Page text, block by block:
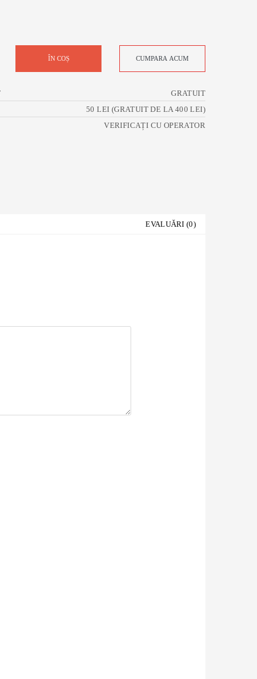
ÎN COȘ CUMPARA ACUM
GRATUIT
50 LEI (GRATUIT DE LA 400 LEI)
VERIFICAȚI CU OPERATOR
EVALUĂRI (0)